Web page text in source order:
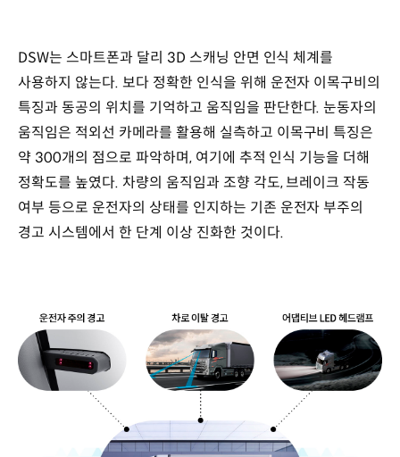
DSW는 스마트폰과 달리 3D 스캐닝 안면 인식 체계를
사용하지 않는다. 보다 정확한 인식을 위해 운전자 이목구비의
특징과 동공의 위치를 기억하고 움직임을 판단한다. 눈동자의
움직임은 적외선 카메라를 활용해 실측하고 이목구비 특징은
약 300개의 점으로 파악하며, 여기에 추적 인식 기능을 더해
정확도를 높였다. 차량의 움직임과 조향 각도, 브레이크 작동
여부 등으로 운전자의 상태를 인지하는 기존 운전자 부주의
경고 시스템에서 한 단계 이상 진화한 것이다.